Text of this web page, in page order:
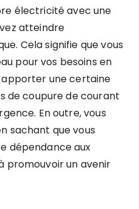
électricité avec une
atteindre
Cela signifie que vous
pour vos besoins en
apporter une certaine
de coupure de courant
En outre, vous
sachant que vous
dépendance aux
promouvoir un avenir